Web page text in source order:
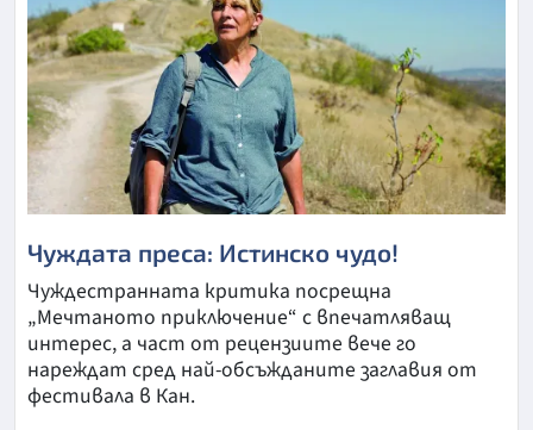
Чуждата преса: Истинско чудо!
Чуждестранната критика посрещна
„Мечтаното приключение“ с впечатляващ
интерес, а част от рецензиите вече го
нареждат сред най-обсъжданите заглавия от
фестивала в Кан.